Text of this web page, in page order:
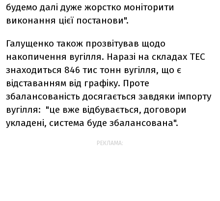
будемо далі дуже жорстко моніторити
виконання цієї постанови".
Галущенко також прозвітував щодо
накопичення вугілля. Наразі на складах ТЕС
знаходиться 846 тис тонн вугілля, що є
відставанням від графіку. Проте
збалансованість досягається завдяки імпорту
вугілля: "це вже відбувається, договори
укладені, система буде збалансована".
РЕКЛАМА: